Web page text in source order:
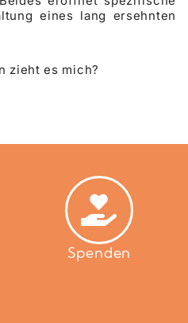
eines lang ersehnten
zieht es mich?
Spenden